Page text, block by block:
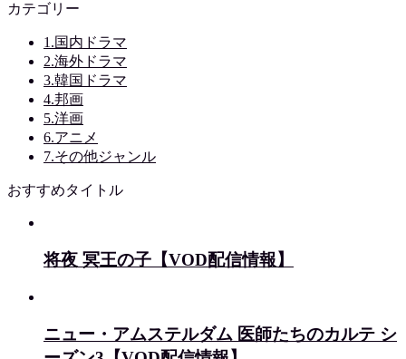
カテゴリー
1.国内ドラマ
2.海外ドラマ
3.韓国ドラマ
4.邦画
5.洋画
6.アニメ
7.その他ジャンル
おすすめタイトル
将夜 冥王の子【VOD配信情報】
ニュー・アムステルダム 医師たちのカルテ シ